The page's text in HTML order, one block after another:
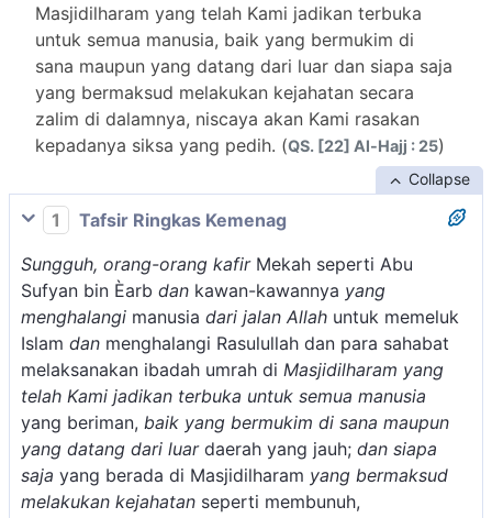
Masjidilharam yang telah Kami jadikan terbuka
untuk semua manusia, baik yang bermukim di
sana maupun yang datang dari luar dan siapa saja
yang bermaksud melakukan kejahatan secara
zalim di dalamnya, niscaya akan Kami rasakan
kepadanya siksa yang pedih. (QS. [22] Al-Hajj : 25)
Collapse
1
Tafsir Ringkas Kemenag
Sungguh, orang-orang kafirMekah seperti Abu
Sufyan bin Èarb dan kawan-kawannya yang
menghalangi manusia dari jalan Allah untuk memeluk
Islam dan menghalangi Rasulullah dan para sahabat
melaksanakan ibadah umrah di Masjidilharam yang
telah Kami jadikan terbuka untuk semua manusia
yang beriman, baik yang bermukim di sana maupun
yang datang dari luardaerah yang jauh; dan siapa
saja yang berada di Masjidilharam yang bermaksud
melakukan kejahatan seperti membunuh,